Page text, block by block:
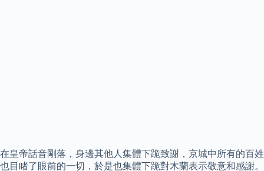
在皇帝話音剛落，身邊其他人集體下跪致謝，京城中所有的百姓
也目睹了眼前的一切，於是也集體下跪對木蘭表示敬意和感謝。